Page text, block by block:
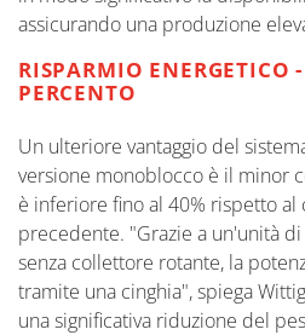
assicurando una produzione
RISPARMIO ENERGETICO
PERCENTO
Un ulteriore vantaggio del
versione monoblocco è il minor
è inferiore fino al 40% rispetto
precedente. "Grazie a un'unità
senza collettore rotante, la
tramite una cinghia", spiega
una significativa riduzione del